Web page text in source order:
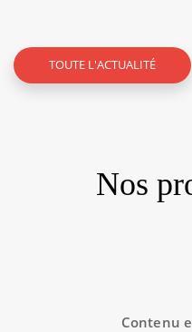
TOUTE L'ACTUALITÉ
Nos
Contenu